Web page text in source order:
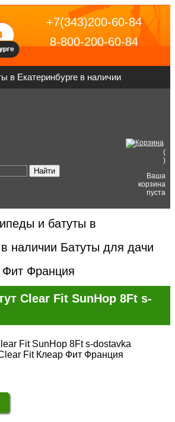
+7(343)200-60-84
8-800-200-60-84
в Екатеринбурге в наличии
(
)
Ваша
корзина
пуста
и батуты в
наличии Батуты для дачи
Франция
Clear Fit SunHop 8Ft s-
Fit SunHop 8Ft s-dostavka
Fit Клеар Фит Франция